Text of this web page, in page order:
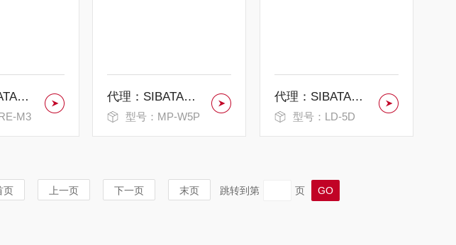
代理：SIBATA柴田科学微量紧凑型旋转蒸发仪
M3
代理：SIBATA柴田科学便携式迷你空气采样泵
型号：MP-W5P
代理：SIBATA柴田科学高浓度数字粉尘仪
型号：LD-5D
页 上一页 下一页 末页 跳转到第 页